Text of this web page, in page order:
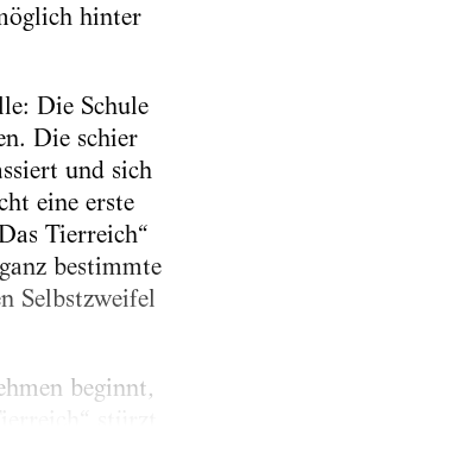
hinter
Die Schule
Die schier
und sich
eine erste
Tierreich“
bestimmte
Selbstzweifel
beginnt,